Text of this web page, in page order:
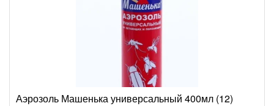
Аэрозоль Машенька универсальный 400мл (12)